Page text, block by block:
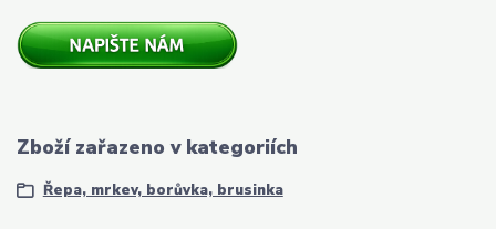
Zboží zařazeno v kategoriích
Řepa, mrkev, borůvka, brusinka